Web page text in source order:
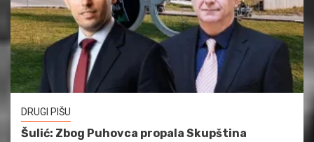
DRUGI PIŠU
Šulić: Zbog Puhovca propala Skupština